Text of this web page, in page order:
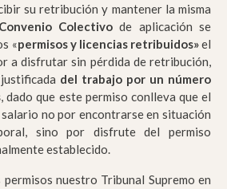
su retribución y mantener la misma
Convenio Colectivode aplicación se
«permisos y licencias retribuidos»el
a disfrutar sin pérdida de retribución,
justificada del trabajo por un número
, dado que este permiso conlleva que el
no por encontrarse en situación
sino por disfrute del permiso
establecido.
nuestro Tribunal Supremo en